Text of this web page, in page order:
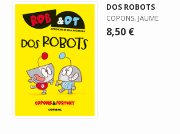
DOS ROBOTS
COPONS, JAUME
8,50 €